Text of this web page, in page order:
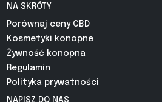
NA SKRÓTY
Porównaj ceny CBD
Kosmetyki konopne
Żywność konopna
Regulamin
Polityka prywatności